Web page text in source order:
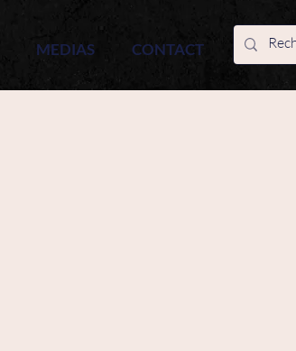
MEDIAS CONTACT